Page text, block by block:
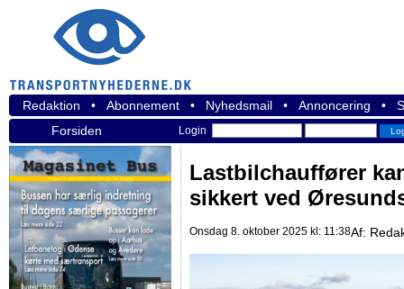
Redaktion • Abonnement • Nyhedsmail • Annoncering •
Forsiden
Login
Lastbilchauffører
sikkert ved
Onsdag 8. oktober 2025 kl: 11:38Af: